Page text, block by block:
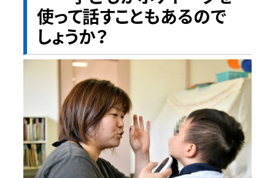
使って話すこともあるので
しょうか？